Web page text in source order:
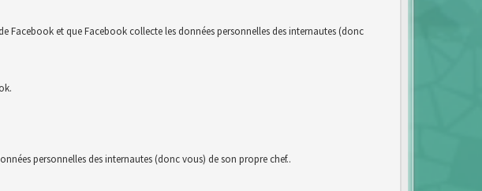
Facebook et que Facebook collecte les données personnelles des internautes (donc
personnelles des internautes (donc vous) de son propre chef..